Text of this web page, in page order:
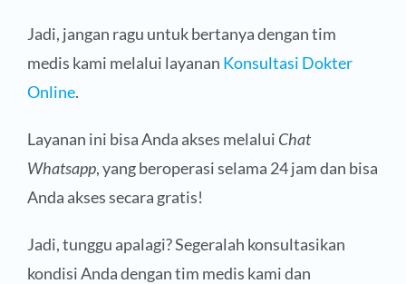
Jadi, jangan ragu untuk bertanya dengan tim
medis kami melalui layanan Konsultasi Dokter
Online.
Layanan ini bisa Anda akses melalui Chat
Whatsapp, yang beroperasi selama 24 jam dan bisa
Anda akses secara gratis!
Jadi, tunggu apalagi? Segeralah konsultasikan
kondisi Anda dengan tim medis kami dan